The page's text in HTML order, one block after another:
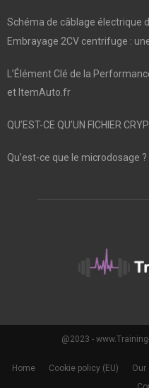
Schéma de câblage électrique
Embrayage 2CV centrifuge :
L’Élément Clé de la
et ItemAuto.fr
QU’EST-CE QU’UN FICHIER
Qu’est-ce que le microdosage
@2023 -
Home Cookie policy (EU) Our